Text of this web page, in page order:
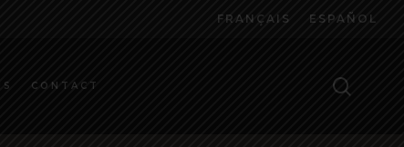
FRANÇAIS ESPAÑOL
CONTACT